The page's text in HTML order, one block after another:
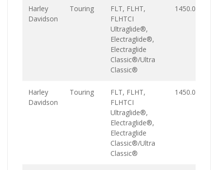
Harley
Davidson
Touring
FLT, FLHT,
FLHTCI
Ultraglide®,
Electraglide®,
Electraglide
Classic®/Ultra
Classic®
1450.0
Harley
Davidson
Touring
FLT, FLHT,
FLHTCI
Ultraglide®,
Electraglide®,
Electraglide
Classic®/Ultra
Classic®
1450.0